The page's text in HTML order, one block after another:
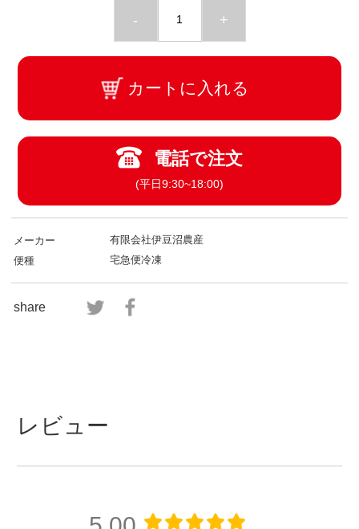
- +
カートに入れる
電話で注文
(平日9:30~18:00)
メーカー
有限会社伊豆沼農産
便種
宅急便冷凍
share
レビュー